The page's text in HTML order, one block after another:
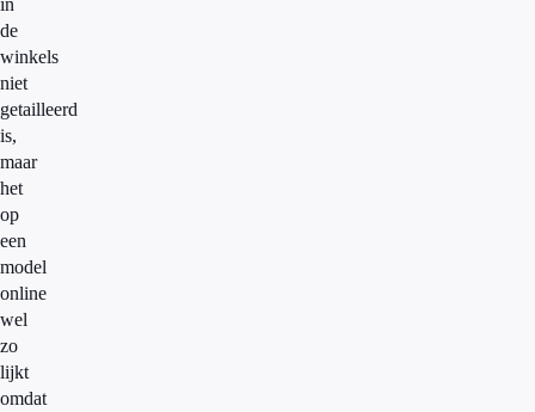
in
de
winkels
niet
getailleerd
is,
maar
het
op
een
model
online
wel
zo
lijkt
omdat